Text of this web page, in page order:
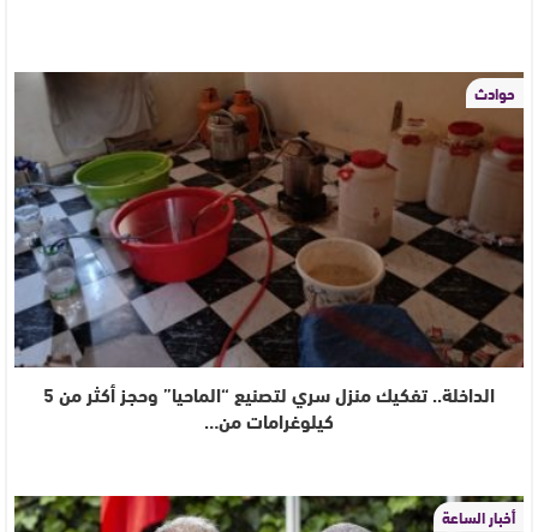
حوادث
الداخلة.. تفكيك منزل سري لتصنيع “الماحيا” وحجز أكثر من 5
كيلوغرامات من…
أخبار الساعة